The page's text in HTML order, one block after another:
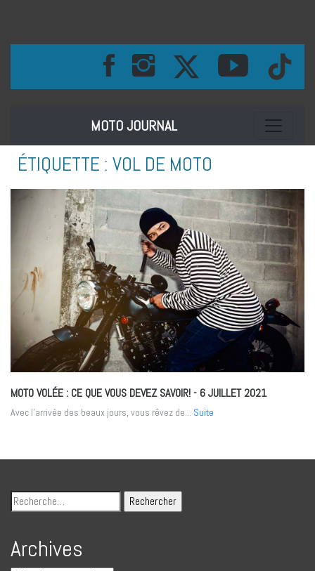
MOTO JOURNAL Toggle
ÉTIQUETTE : VOL DE MOTO
MOTO VOLÉE : CE QUE VOUS DEVEZ SAVOIR!- 6 JUILLET 2021
Avec l’arrivée des beaux jours, vous rêvez de... Suite
Archives